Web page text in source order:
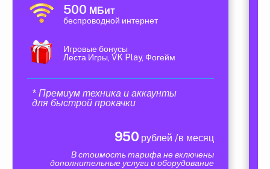
500 МБит
беспроводной интернет
Игровые бонусы
Леста Игры, VK Play, Фогейм
* Премиум техника и аккаунты
для быстрой прокачки
950 рублей /в месяц
В стоимость тарифа не включены
дополнительные услуги и оборудование